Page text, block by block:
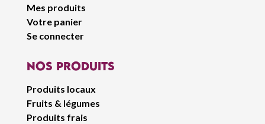
Mes produits
Votre panier
Se connecter
Nos produits
Produits locaux
Fruits & légumes
Produits frais